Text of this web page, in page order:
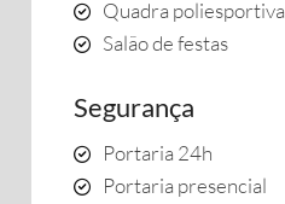
Quadra poliesportiva
Salão de festas
Segurança
Portaria 24h
Portaria presencial